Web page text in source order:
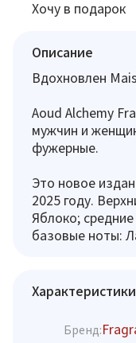
Хочу в подарок
Описание
Вдохновлен
Aoud Alchemy
мужчин и
фужерные.
Это новое
2025 году.
Яблоко;
базовые ноты:
Характеристики
Бренд: